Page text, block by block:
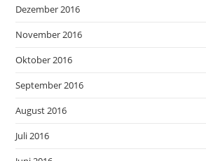
Dezember 2016
November 2016
Oktober 2016
September 2016
August 2016
Juli 2016